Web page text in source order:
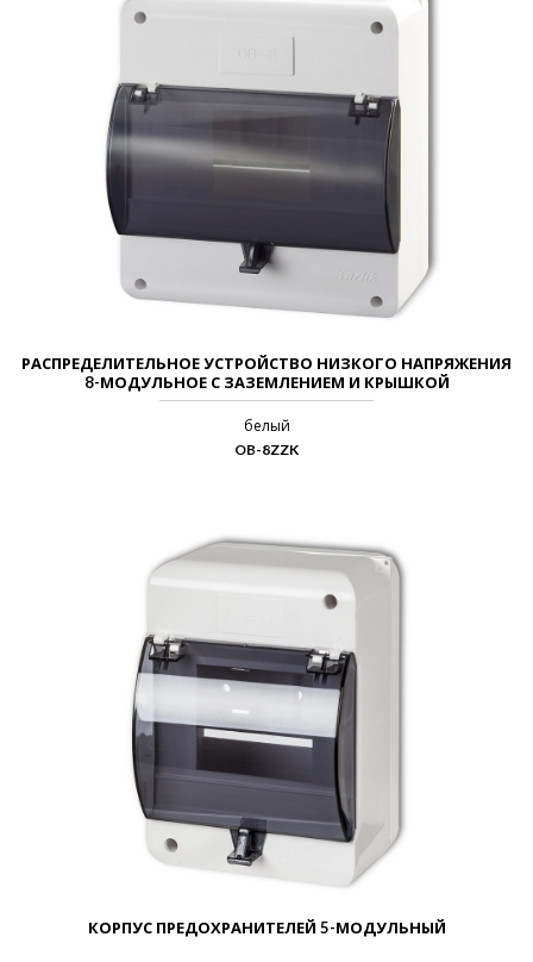
РАСПРЕДЕЛИТЕЛЬНОЕ УСТРОЙСТВО НИЗКОГО НАПРЯЖЕНИЯ
8-МОДУЛЬНОЕ С ЗАЗЕМЛЕНИЕМ И КРЫШКОЙ
белый
OB-8ZZK
КОРПУС ПРЕДОХРАНИТЕЛЕЙ 5-МОДУЛЬНЫЙ